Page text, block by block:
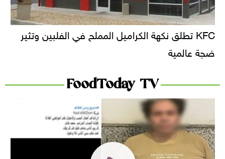
KFC تطلق نكهة الكراميل المملح في الفلبين وتثير
ضجة عالمية
FoodToday TV